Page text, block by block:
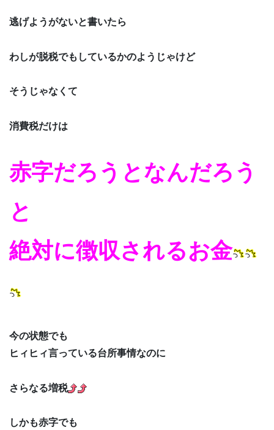
逃げようがないと書いたら
わしが脱税でもしているかのようじゃけど
そうじゃなくて
消費税だけは
赤字だろうとなんだろう
と
絶対に徴収されるお金
今の状態でも
ヒィヒィ言っている台所事情なのに
さらなる増税
しかも赤字でも